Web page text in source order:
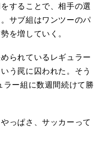
することで、相手の選
サブ組はワンツーのパ
を増していく。
られているレギュラー
う罠に囚われた。そう
ラー組に数週間続けて勝
っぱさ、サッカーって